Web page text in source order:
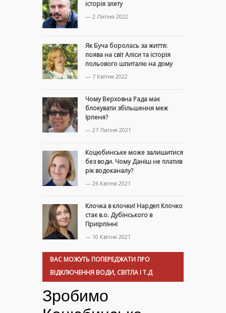
історія злету
— 2 Липня 2022
Як Буча боролась за життя:
поява на світ Аліси та історія
польового шпиталю на дому
— 7 Квітня 2022
Чому Верховна Рада має
блокувати збільшення меж
Ірпеня?
— 27 Липня 2021
Коцюбинське може залишитися
без води. Чому Даніш не платив
рік водоканалу?
— 26 Квітня 2021
Клочка в клочки! Нардеп Клочко
стає в.о. Дубінського в
Приірпінні
— 10 Квітня 2021
ВАС МОЖУТЬ ПОПЕРЕДЖАТИ ПРО
ВІДКЛЮЧЕННЯ ВОДИ, СВІТЛА І Т.Д